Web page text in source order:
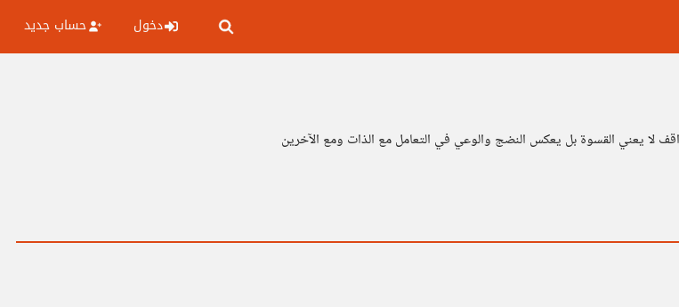
دخول حساب جديد
لا يعني القسوة بل يعكس النضج والوعي في التعامل مع الذات ومع الآخرين